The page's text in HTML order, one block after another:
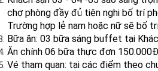
chợ phòng đầy đủ tiện nghi bố trí
Trường hợp lẻ nam hoặc nữ sẽ bố
Bữa ăn: 03 bữa sáng buffet tại
Ăn chính 06 bữa thực đơn
Vé tham quan: tại các điểm theo